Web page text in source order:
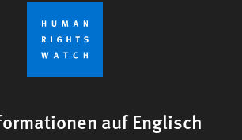
auf Englisch